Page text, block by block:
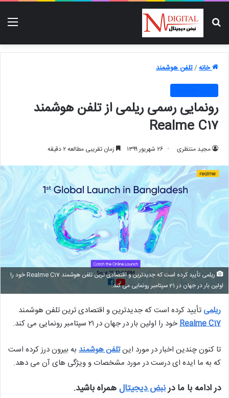
جستجو برای
خانه/تلفن هوشمند
رونمایی رسمی ریلمی از تلفن هوشمند
Realme C۱۷
مجید منتظری ۲۶ شهریور ۱۳۹۹ زمان تقریبی مطالعه ۲ دقیقه
ریلمی تأیید کرده است که جدیدترین و اقتصادی ترین تلفن هوشمند Realme C17 خود را
اولین بار در جهان در 21 سپتامبر رونمایی می کند.
ریلمی تأیید کرده است که جدیدترین و اقتصادی ترین تلفن هوشمند
Realme C17خود را اولین بار در جهان در ۲۱ سپتامبر رونمایی می کند.
تا کنون چندین اخبار در مورد اینتلفن هوشمند به بیرون درز کرده است
که به ما ایده ای درست در مورد مشخصات و ویژگی های آن می دهد.
در ادامه با ما درنبض دیجیتالهمراه باشید.